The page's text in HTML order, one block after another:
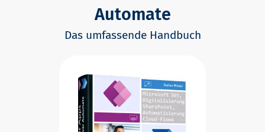
Automate
Das umfassende Handbuch